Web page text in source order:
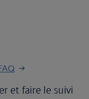
et faire le suivi